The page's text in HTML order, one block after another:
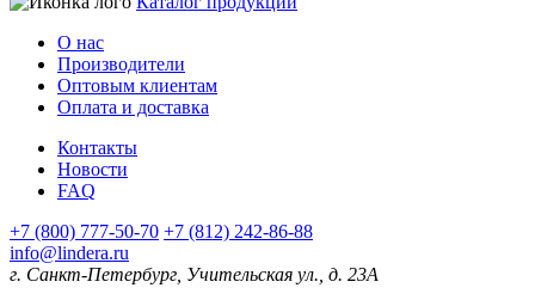
О нас
Производители
Оптовым клиентам
Оплата и доставка
Контакты
Новости
FAQ
+7 (800) 777-50-70 +7 (812) 242-86-88
info@lindera.ru
г. Санкт-Петербург, Учительская ул., д. 23А